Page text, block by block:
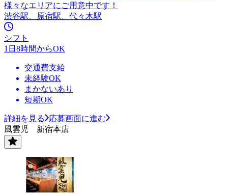
様々なエリアにご用意中です！
渋谷駅、原宿駅、代々木駅
シフト
1日8時間からOK
交通費支給
未経験OK
まかないあり
短期OK
詳細を見る
応募画面に進む
風雲児 新宿本店